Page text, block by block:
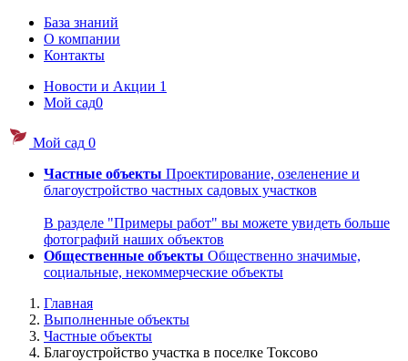
База знаний
О компании
Контакты
Новости и Акции 1
Мой сад0
Мой сад 0
Частные объекты Проектирование, озеленение и
благоустройство частных садовых участков
В разделе "Примеры работ" вы можете увидеть больше
фотографий наших объектов
Общественные объекты Общественно значимые,
социальные, некоммерческие объекты
Главная
Выполненные объекты
Частные объекты
Благоустройство участка в поселке Токсово